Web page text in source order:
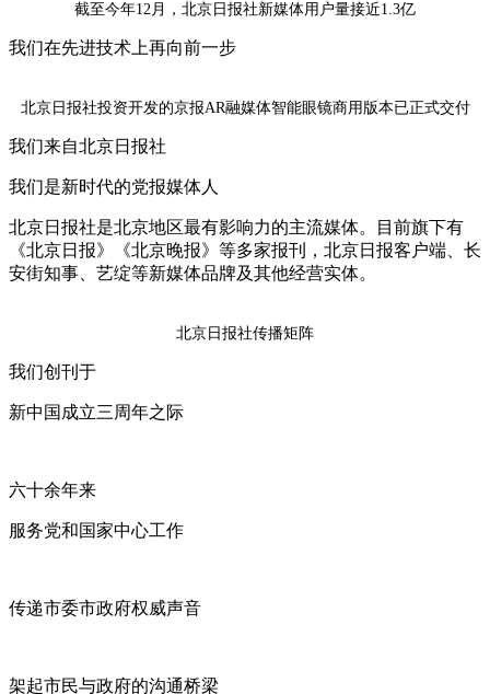
截至今年12月，北京日报社新媒体用户量接近1.3亿
我们在先进技术上再向前一步
北京日报社投资开发的京报AR融媒体智能眼镜商用版本已正式交付
我们来自北京日报社
我们是新时代的党报媒体人
北京日报社是北京地区最有影响力的主流媒体。目前旗下有
《北京日报》《北京晚报》等多家报刊，北京日报客户端、长
安街知事、艺绽等新媒体品牌及其他经营实体。
北京日报社传播矩阵
我们创刊于
新中国成立三周年之际
六十余年来
服务党和国家中心工作
传递市委市政府权威声音
架起市民与政府的沟通桥梁